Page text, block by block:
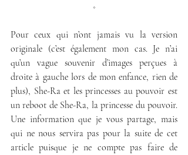
◇
Pour ceux qui n’ont jamais vu la version
originale (c’est également mon cas. Je n’ai
qu’un vague souvenir d’images perçues à
droite à gauche lors de mon enfance, rien de
plus), She-Ra et les princesses au pouvoir est
un reboot de She-Ra, la princesse du pouvoir.
Une information que je vous partage, mais
qui ne nous servira pas pour la suite de cet
article puisque je ne compte pas faire de